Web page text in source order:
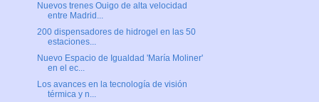
Nuevos trenes Ouigo de alta velocidad
entre Madrid...
200 dispensadores de hidrogel en las 50
estaciones...
Nuevo Espacio de Igualdad 'María Moliner'
en el ec...
Los avances en la tecnología de visión
térmica y n...